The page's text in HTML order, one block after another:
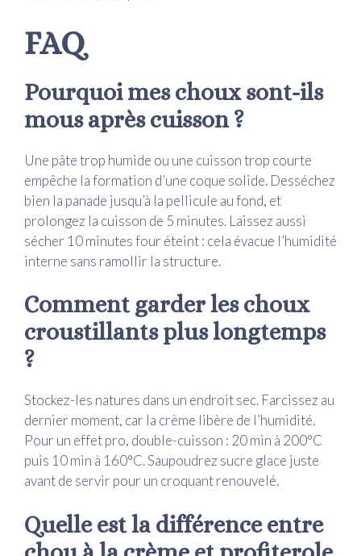
FAQ
Pourquoi mes choux sont-ils
mous après cuisson ?
Une pâte trop humide ou une cuisson trop courte
empêche la formation d’une coque solide. Desséchez
bien la panade jusqu’à la pellicule au fond, et
prolongez la cuisson de 5 minutes. Laissez aussi
sécher 10 minutes four éteint : cela évacue l’humidité
interne sans ramollir la structure.
Comment garder les choux
croustillants plus longtemps
?
Stockez-les natures dans un endroit sec. Farcissez au
dernier moment, car la crème libère de l’humidité.
Pour un effet pro, double-cuisson : 20 min à 200°C
puis 10 min à 160°C. Saupoudrez sucre glace juste
avant de servir pour un croquant renouvelé.
Quelle est la différence entre